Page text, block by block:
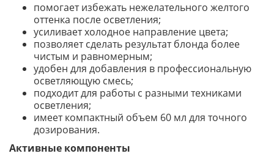
помогает избежать нежелательного желтого
оттенка после осветления;
усиливает холодное направление цвета;
позволяет сделать результат блонда более
чистым и равномерным;
удобен для добавления в профессиональную
осветляющую смесь;
подходит для работы с разными техниками
осветления;
имеет компактный объем 60 мл для точного
дозирования.
Активные компоненты